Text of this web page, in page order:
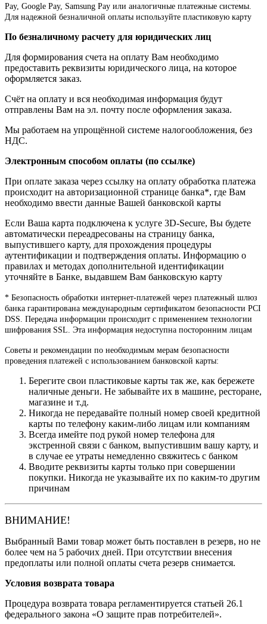
Pay, Google Pay, Samsung Pay или аналогичные платежные системы.
Для надежной безналичной оплаты используйте пластиковую карту
По безналичному расчету для юридических лиц
Для формирования счета на оплату Вам необходимо
предоставить реквизиты юридического лица, на которое
оформляется заказ.
Счёт на оплату и вся необходимая информация будут
отправлены Вам на эл. почту после оформления заказа.
Мы работаем на упрощённой системе налогообложения, без
НДС.
Электронным способом оплаты (по ссылке)
При оплате заказа через ссылку на оплату обработка платежа
происходит на авторизационной странице банка*, где Вам
необходимо ввести данные Вашей банковской карты
Если Ваша карта подключена к услуге 3D-Secure, Вы будете
автоматически переадресованы на страницу банка,
выпустившего карту, для прохождения процедуры
аутентификации и подтверждения оплаты. Информацию о
правилах и методах дополнительной идентификации
уточняйте в Банке, выдавшем Вам банковскую карту
* Безопасность обработки интернет-платежей через платежный шлюз
банка гарантирована международным сертификатом безопасности PCI
DSS. Передача информации происходит с применением технологии
шифрования SSL. Эта информация недоступна посторонним лицам
Советы и рекомендации по необходимым мерам безопасности
проведения платежей с использованием банковской карты:
Берегите свои пластиковые карты так же, как бережете
наличные деньги. Не забывайте их в машине, ресторане,
магазине и т.д.
Никогда не передавайте полный номер своей кредитной
карты по телефону каким-либо лицам или компаниям
Всегда имейте под рукой номер телефона для
экстренной связи с банком, выпустившим вашу карту, и
в случае ее утраты немедленно свяжитесь с банком
Вводите реквизиты карты только при совершении
покупки. Никогда не указывайте их по каким-то другим
причинам
ВНИМАНИЕ!
Выбранный Вами товар может быть поставлен в резерв, но не
более чем на 5 рабочих дней. При отсутствии внесения
предоплаты или полной оплаты счета резерв снимается.
Условия возврата товара
Процедура возврата товара регламентируется статьей 26.1
федерального закона «О защите прав потребителей».